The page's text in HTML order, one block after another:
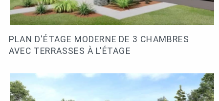
PLAN D'ÉTAGE MODERNE DE 3 CHAMBRES
AVEC TERRASSES À L'ÉTAGE